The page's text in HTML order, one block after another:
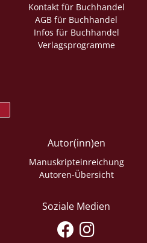
Kontakt für Buchhandel
AGB für Buchhandel
Infos für Buchhandel
Verlagsprogramme
Autor(inn)en
Manuskripteinreichung
Autoren-Übersicht
Soziale Medien